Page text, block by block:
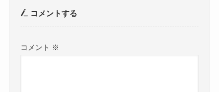
コメントする
コメント ※